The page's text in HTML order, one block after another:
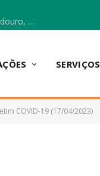
Escola Municipal Vicentina Vieira dos Santos, no Polo Bebedouro, recebeu materiais para a implantação do Cantinho da Leitura e da Sala Multidisciplinar.
SERVIÇOS
COVID-19 (17/04/2023)